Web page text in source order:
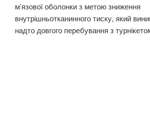
м’язової оболонки з метою зниження
внутрішньотканинного тиску, який
надто довгого перебування з